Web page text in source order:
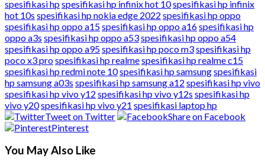
spesifikasi hpspesifikasi hp infinix hot 10spesifikasi hp infinix
hot 10s spesifikasi hp nokia edge 2022 spesifikasi hp oppo
spesifikasi hp oppo a15spesifikasi hp oppo a16spesifikasi hp
oppo a3s spesifikasi hp oppo a53spesifikasi hp oppo a54
spesifikasi hp oppo a95spesifikasi hp poco m3spesifikasi hp
poco x3 prospesifikasi hp realmespesifikasi hp realme c15
spesifikasi hp redmi note 10spesifikasi hp samsungspesifikasi
hp samsung a03s spesifikasi hp samsung a12 spesifikasi hp vivo
spesifikasi hp vivo y12 spesifikasi hp vivo y12s spesifikasi hp
vivo y20spesifikasi hp vivo y21 spesifikasi laptop hp
Tweet on Twitter
Share on Facebook
Pinterest
You May Also Like